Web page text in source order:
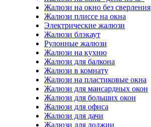
Жалюзи на окно без сверления
Жалюзи плиссе на окна
Электрические жалюзи
Жалюзи блэкаут
Рулонные жалюзи
Жалюзи на кухню
Жалюзи для балкона
Жалюзи в комнату
Жалюзи на пластиковые окна
Жалюзи для мансардных окон
Жалюзи для больших окон
Жалюзи для офиса
Жалюзи для дачи
Жалюзи для лоджии